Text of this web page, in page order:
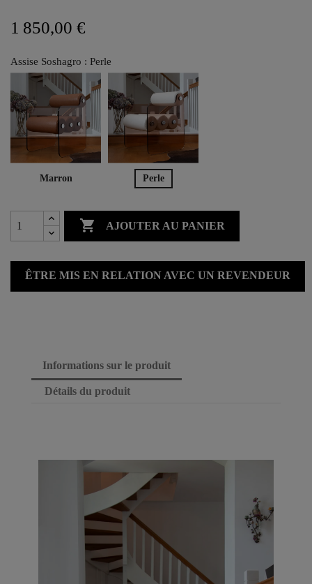
1 850,00 €
Assise Soshagro : Perle
Marron Perle
 AJOUTER AU PANIER
ÊTRE MIS EN RELATION AVEC UN REVENDEUR
Informations sur le produit
Détails du produit